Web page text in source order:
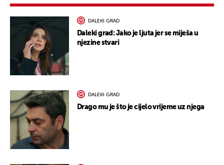
DALEKI GRAD
Daleki grad: Jako je ljuta jer se miješa u
njezine stvari
DALEKI GRAD
Drago mu je što je cijelo vrijeme uz njega